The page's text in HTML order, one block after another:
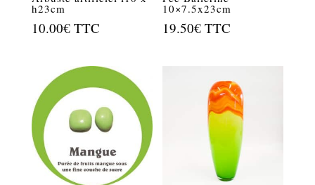
h23cm
10.00€ TTC
10×7.5x23cm
19.50€ TTC